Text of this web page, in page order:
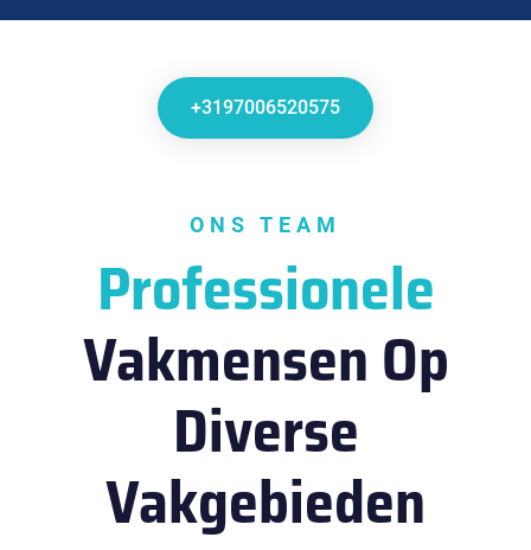
+3197006520575
ONS TEAM
Professionele
Vakmensen Op
Diverse
Vakgebieden